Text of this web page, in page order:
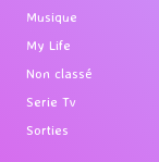
Musique
My Life
Non classé
Serie Tv
Sorties